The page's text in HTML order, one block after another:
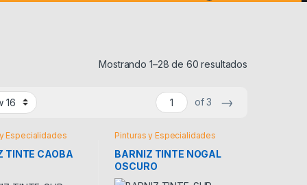
Mostrando 1–28 de 60 resultados
of 3 →
Especialidades
TINTE CAOBA
Pinturas y Especialidades
BARNIZ TINTE NOGAL
OSCURO